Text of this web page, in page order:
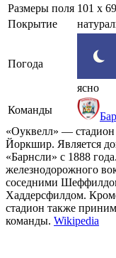
Размеры поля 101 x
Покрытие
Погода
ясно
Команды
«Оуквелл» — стадион
Йоркшир. Является
«Барнсли» с 1888
железнодорожного
соседними
Хаддерсфилдом.
стадион также
команды. Wikipedia